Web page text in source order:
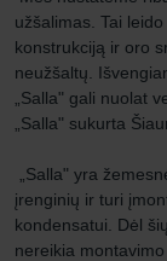
užšalimas. Tai
konstrukciją ir oro
neužšaltų.
„Salla" gali nuolat
„Salla" sukurta
įrenginių ir turi
kondensatui. Dėl
nereikia